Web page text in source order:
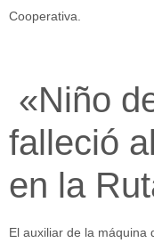
Cooperativa.
«Niño
falleció
en la
El auxiliar de la máquina